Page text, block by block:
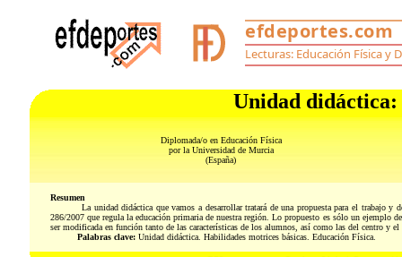
Unidad didáctica:
Diplomada/o en Educación Física
por la Universidad de Murcia
(España)
Resumen
La unidad didáctica que vamos a desarrollar tratará de una propuesta para el trabajo
286/2007 que regula la educación primaria de nuestra región. Lo propuesto es sólo un ejemplo
ser modificada en función tanto de las características de los alumnos, así como las del centro y el
Palabras clave: Unidad didáctica. Habilidades motrices básicas. Educación Física.